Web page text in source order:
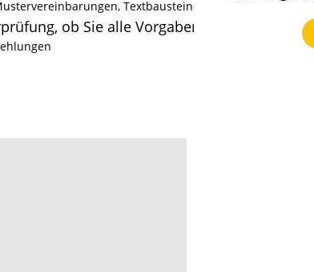
Textbausteinen und Checklisten zu
ob Sie alle Vorgaben erfüllen